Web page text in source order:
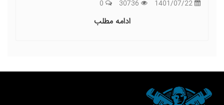
ادامه مطلب